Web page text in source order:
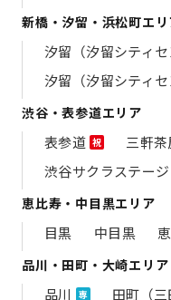
新橋・汐留・浜松町エリ
汐留（汐留シティセ
汐留（汐留シティセ
渋谷・表参道エリア
表参道 祝 三軒茶
渋谷サクラステージ
恵比寿・中目黒エリア
目黒 中目黒
品川・田町・大崎エリア
品川 専 田町（三